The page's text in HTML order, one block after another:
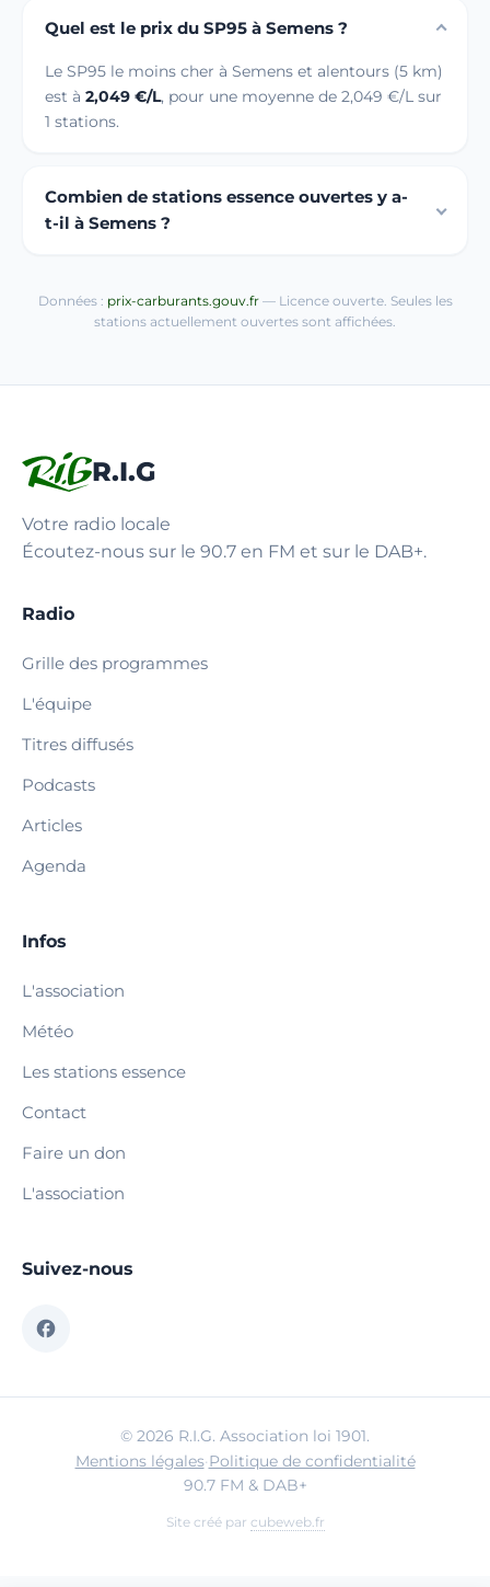
Quel est le prix du SP95 à Semens ?
Le SP95 le moins cher à Semens et alentours (5 km)
est à 2,049 €/L, pour une moyenne de 2,049 €/L sur
1 stations.
Combien de stations essence ouvertes y a-
t-il à Semens ?
Données : prix-carburants.gouv.fr— Licence ouverte. Seules les
stations actuellement ouvertes sont affichées.
R.I.G
Votre radio locale
Écoutez-nous sur le 90.7 en FM et sur le DAB+.
Radio
Grille des programmes
L'équipe
Titres diffusés
Podcasts
Articles
Agenda
Infos
L'association
Météo
Les stations essence
Contact
Faire un don
L'association
Suivez-nous
© 2026 R.I.G. Association loi 1901.
Mentions légales·Politique de confidentialité
90.7 FM & DAB+
Site créé par cubeweb.fr